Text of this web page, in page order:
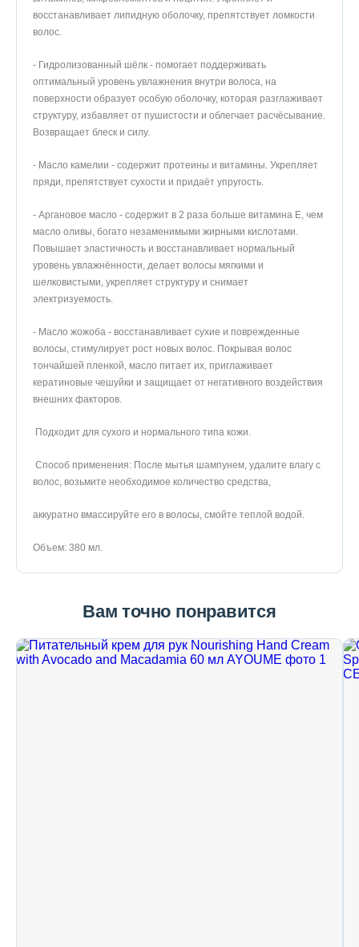
восстанавливает липидную оболочку, препятствует ломкости
волос.
- Гидролизованный шёлк - помогает поддерживать
оптимальный уровень увлажнения внутри волоса, на
поверхности образует особую оболочку, которая разглаживает
структуру, избавляет от пушистости и облегчает расчёсывание.
Возвращает блеск и силу.
- Масло камелии - содержит протеины и витамины. Укрепляет
пряди, препятствует сухости и придаёт упругость.
- Аргановое масло - содержит в 2 раза больше витамина E, чем
масло оливы, богато незаменимыми жирными кислотами.
Повышает эластичность и восстанавливает нормальный
уровень увлажнённости, делает волосы мягкими и
шелковистыми, укрепляет структуру и снимает
электризуемость.
- Масло жожоба - восстанавливает сухие и поврежденные
волосы, стимулирует рост новых волос. Покрывая волос
тончайшей пленкой, масло питает их, приглаживает
кератиновые чешуйки и защищает от негативного воздействия
внешних факторов.
Подходит для сухого и нормального типа кожи.
Способ применения: После мытья шампунем, удалите влагу с
волос, возьмите необходимое количество средства,
аккуратно вмассируйте его в волосы, смойте теплой водой.
Объем: 380 мл.
Вам точно понравится